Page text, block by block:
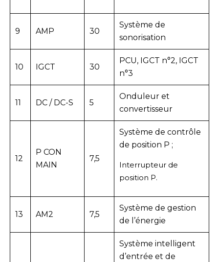
9 AMP 30
Système de
sonorisation
10 IGCT 30
PCU, IGCT n°2, IGCT
n°3
11 DC / DC-S 5
Onduleur et
convertisseur
12
P CON
MAIN
7,5
Système de contrôle
de position P ;
Interrupteur de
position P.
13 AM2 7,5
Système de gestion
de l’énergie
Système intelligent
d’entrée et de